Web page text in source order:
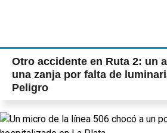
Otro accidente en Ruta 2: un
una zanja por falta de
Peligro